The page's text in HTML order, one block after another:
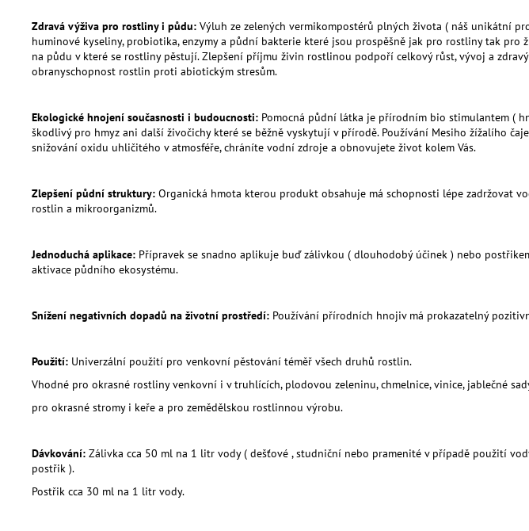
Zdravá výživa pro rostliny i půdu: Výluh ze zelených vermikompostérů plných života ( náš unikátní
huminové kyseliny, probiotika, enzymy a půdní bakterie které jsou prospěšně jak pro rostliny tak
na půdu v které se rostliny pěstují. Zlepšení příjmu živin rostlinou podpoří celkový růst, vývoj a
obranyschopnost rostlin proti abiotickým stresům.
Ekologické hnojení současnosti i budoucnosti: Pomocná půdní látka je přírodním bio stimulantem (
škodlivý pro hmyz ani další živočichy které se běžně vyskytují v přírodě. Používání Mesiho žížalího
snižování oxidu uhličitého v atmosféře, chráníte vodní zdroje a obnovujete život kolem Vás.
Zlepšení půdní struktury: Organická hmota kterou produkt obsahuje má schopnosti lépe zadržovat
rostlin a mikroorganizmů.
Jednoduchá aplikace: Přípravek se snadno aplikuje buď zálivkou ( dlouhodobý účinek ) nebo
aktivace půdního ekosystému.
Snížení negativních dopadů na životní prostředí: Používání přírodních hnojiv má prokazatelný
Použití: Univerzální použití pro venkovní pěstování téměř všech druhů rostlin.
Vhodné pro okrasné rostliny venkovní i v truhlících, plodovou zeleninu, chmelnice, vinice, jablečné
pro okrasné stromy i keře a pro zemědělskou rostlinnou výrobu.
Dávkování: Zálivka cca 50 ml na 1 litr vody ( dešťové , studniční nebo pramenité v případě použití
postřik ).
Postřik cca 30 ml na 1 litr vody.